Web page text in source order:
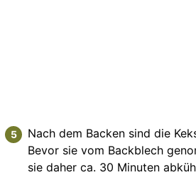
Nach dem Backen sind die
Bevor sie vom Backblech
sie daher ca. 30 Minuten